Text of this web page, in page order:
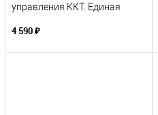
управления ККТ. Единая
4 590 ₽